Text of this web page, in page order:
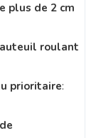
plus de 2 cm
roulant
prioritaire: